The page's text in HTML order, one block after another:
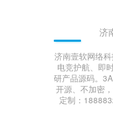
济
济南壹软网络
电竞护航、即
研产品源码。
开源、不加密
定制：